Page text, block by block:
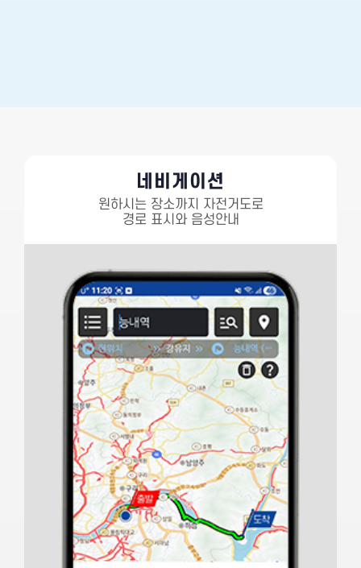
네비게이션
원하시는 장소까지 자전거도로
경로 표시와 음성안내